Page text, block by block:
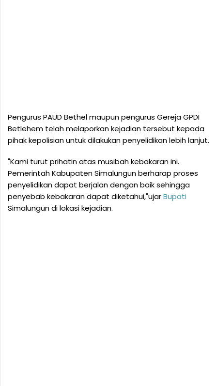
Pengurus PAUD Bethel maupun pengurus Gereja GPDI
Betlehem telah melaporkan kejadian tersebut kepada
pihak kepolisian untuk dilakukan penyelidikan lebih lanjut.
"Kami turut prihatin atas musibah kebakaran ini.
Pemerintah Kabupaten Simalungun berharap proses
penyelidikan dapat berjalan dengan baik sehingga
penyebab kebakaran dapat diketahui,"ujarBupati
Simalungun di lokasi kejadian.